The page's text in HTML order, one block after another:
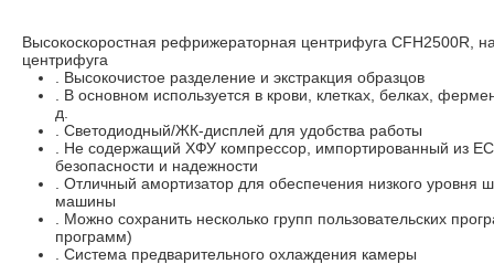
Высокоскоростная рефрижераторная центрифуга CFH2500R,
центрифуга
. Высокочистое разделение и экстракция образцов
. В основном используется в крови, клетках, белках,
д.
. Светодиодный/ЖК-дисплей для удобства работы
. Не содержащий ХФУ компрессор, импортированный из
безопасности и надежности
. Отличный амортизатор для обеспечения низкого уровня
машины
. Можно сохранить несколько групп пользовательских
программ)
. Система предварительного охлаждения камеры